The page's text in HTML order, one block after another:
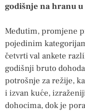
godišnje na hranu
Međutim, promjene
pojedinim
četvrti val ankete
godišnji bruto
potrošnje za režije,
i izvan kuće,
dohocima, dok je